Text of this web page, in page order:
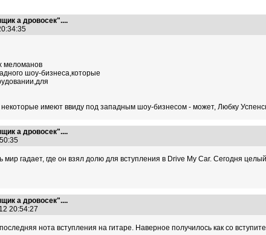
а дровосек"....
меломанов
шоу-бизнеса,которые
имеют ввиду под западным шоу-бизнесом - может, Любку
а дровосек"....
мир гадает, где он взял долю для вступления в Drive My Car. Сегодня
а дровосек"....
20:54:27
нота вступления на гитаре. Наверное получилось как со